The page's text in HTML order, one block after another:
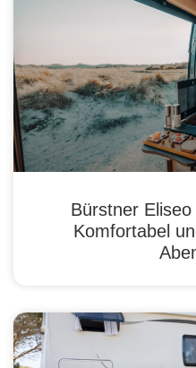
Bürstner
Komfortabel